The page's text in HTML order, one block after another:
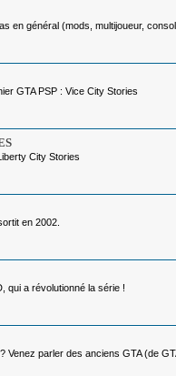
en général (mods, multijoueur,
GTA PSP : Vice City Stories
City Stories
en 2002.
qui a révolutionné la série !
Venez parler des anciens GTA (de